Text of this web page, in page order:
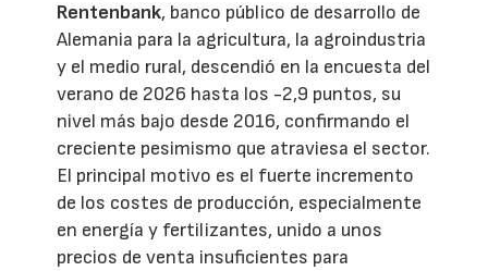
Rentenbank, banco público de desarrollo de
Alemania para la agricultura, la agroindustria
y el medio rural, descendió en la encuesta del
verano de 2026 hasta los -2,9 puntos, su
nivel más bajo desde 2016, confirmando el
creciente pesimismo que atraviesa el sector.
El principal motivo es el fuerte incremento
de los costes de producción, especialmente
en energía y fertilizantes, unido a unos
precios de venta insuficientes para